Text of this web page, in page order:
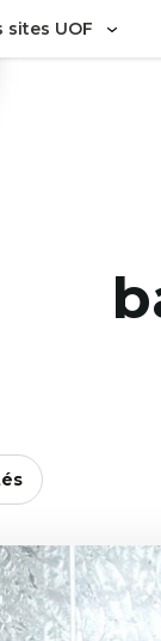
sites UOF